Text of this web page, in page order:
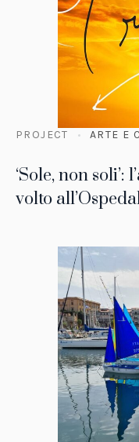
PROJECT ARTE E
‘Sole, non
volto